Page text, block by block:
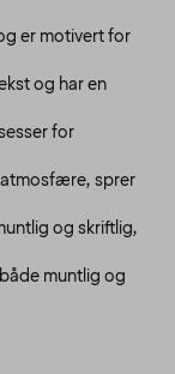
er motivert for
og har en
for
sprer
og skriftlig,
muntlig og